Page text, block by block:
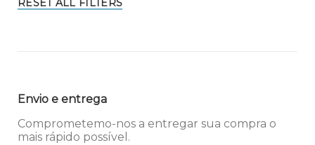
RESET ALL FILTERS
Envio e entrega
Comprometemo-nos a entregar sua compra o
mais rápido possível.